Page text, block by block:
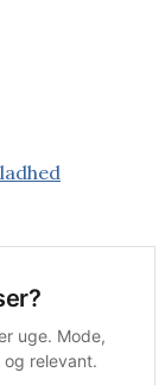
uge. Mode,
og relevant.